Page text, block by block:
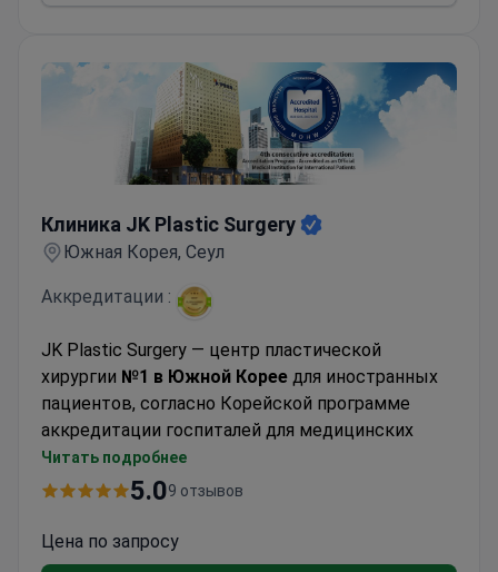
Клиника JK Plastic Surgery
Южная Корея, Сеул
Аккредитации :
JK Plastic Surgery — центр пластической
хирургии №1 в Южной Корее для иностранных
пациентов, согласно Корейской программе
аккредитации госпиталей для медицинских
туристов (KAHF).
Этоклиника премиум-класса
пластической операции. За 20 лет работы
центра у пациентов не было осложнений после
Читать подробнее
5.09 отзывов
Цена по запросу